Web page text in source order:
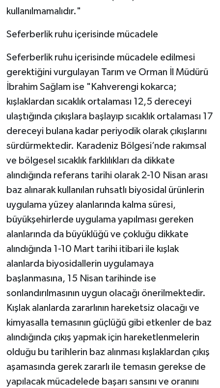
kullanılmamalıdır."
Seferberlik ruhu içerisinde mücadele
Seferberlik ruhu içerisinde mücadele edilmesi
gerektiğini vurgulayan Tarım ve Orman İl Müdürü
İbrahim Sağlam ise "Kahverengi kokarca;
kışlaklardan sıcaklık ortalaması 12,5 dereceyi
ulaştığında çıkışlara başlayıp sıcaklık ortalaması 17
dereceyi bulana kadar periyodik olarak çıkışlarını
sürdürmektedir. Karadeniz Bölgesi’nde rakımsal
ve bölgesel sıcaklık farklılıkları da dikkate
alındığında referans tarihi olarak 2-10 Nisan arası
baz alınarak kullanılan ruhsatlı biyosidal ürünlerin
uygulama yüzey alanlarında kalma süresi,
büyükşehirlerde uygulama yapılması gereken
alanlarında da büyüklüğü ve çokluğu dikkate
alındığında 1-10 Mart tarihi itibari ile kışlak
alanlarda biyosidallerin uygulamaya
başlanmasına, 15 Nisan tarihinde ise
sonlandırılmasının uygun olacağı önerilmektedir.
Kışlak alanlarda zararlının hareketsiz olacağı ve
kimyasalla temasının güçlüğü gibi etkenler de baz
alındığında çıkış yapmak için hareketlenmelerin
olduğu bu tarihlerin baz alınması kışlaklardan çıkış
aşamasında gerek zararlı ile temasın gerekse de
yapılacak mücadelede başarı sansını ve oranını